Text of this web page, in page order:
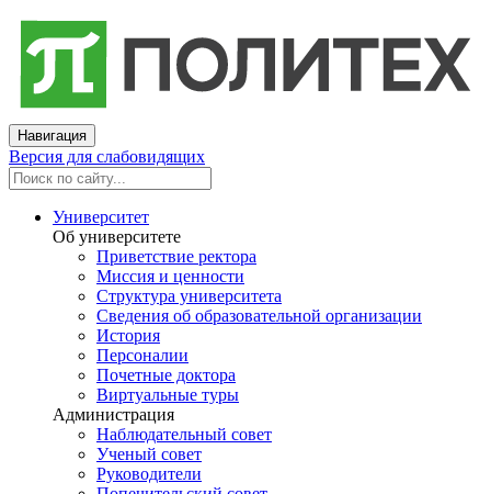
Навигация
Версия для слабовидящих
Университет
Об университете
Приветствие ректора
Миссия и ценности
Структура университета
Сведения об образовательной организации
История
Персоналии
Почетные доктора
Виртуальные туры
Администрация
Наблюдательный совет
Ученый совет
Руководители